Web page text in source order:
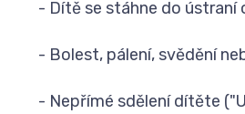
- Dítě se stáhne do
- Bolest, pálení, svědění
- Nepřímé sdělení dítěte (